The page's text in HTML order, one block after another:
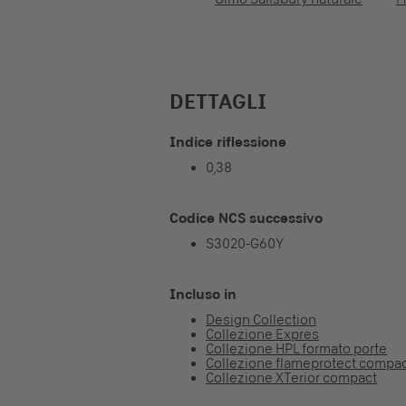
DETTAGLI
Indice riflessione
0,38
Codice NCS successivo
S3020-G60Y
Incluso in
Design Collection
Collezione Expres
Collezione HPL formato porte
Collezione flameprotect
Collezione XTerior compact